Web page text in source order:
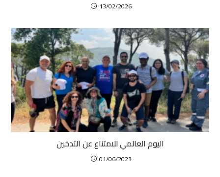
13/02/2026
اليوم العالمي للامتناع عن التدخين
01/06/2023